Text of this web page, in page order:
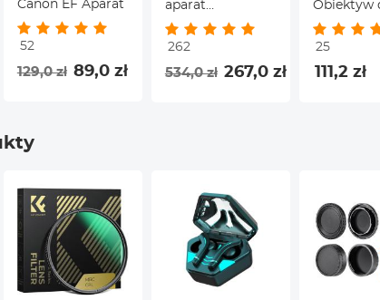
Canon EF Aparat
52
129,0 zł 89,0 zł
aparat
dslr/lustrzanka
mieści 15,6-
calowy laptop 15 l
canon/nikon/sony/olympus
ciemnoszary 18L
262
534,0 zł 267,0 zł
Obiektyw
Nikon 1
25
111,2 zł